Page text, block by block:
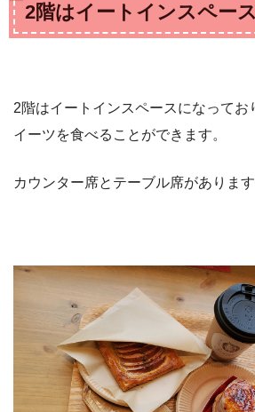
2階はイートインスペース
2階はイートインスペースになってお
イーツを食べることができます。
カウンター席とテーブル席があります